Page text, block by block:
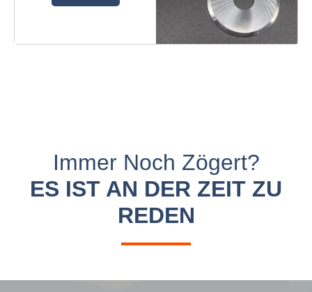
Immer Noch Zögert?
ES IST AN DER ZEIT ZU
REDEN